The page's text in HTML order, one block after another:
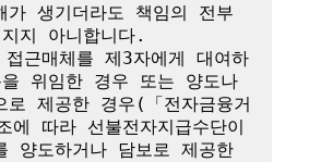
가 생기더라도 책임의 전부
지 아니합니다.
근매체를 제3자에게 대여하
위임한 경우 또는 양도나
로 제공한 경우(「전자금융거
에 따라 선불전자지급수단이
양도하거나 담보로 제공한